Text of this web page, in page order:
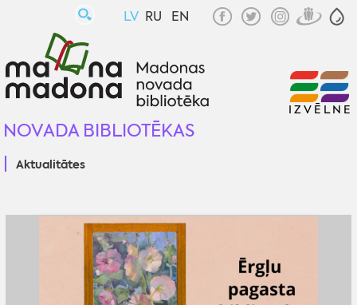
LV RU EN
NOVADA BIBLIOTĒKAS
Aktualitātes
IZVĒLNE